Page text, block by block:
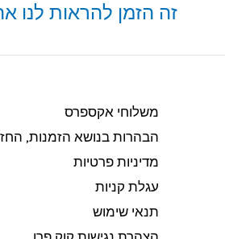
זה הזמן להראות לנו
משלוחי אקספרס
הבהרות בנושא הזמנות,
מדיניות פרטיות
עגלת קניות
תנאי שימוש